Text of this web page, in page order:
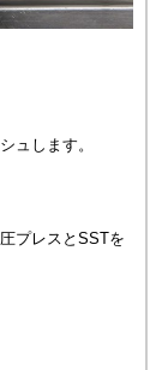
ュします。
プレスとSSTを